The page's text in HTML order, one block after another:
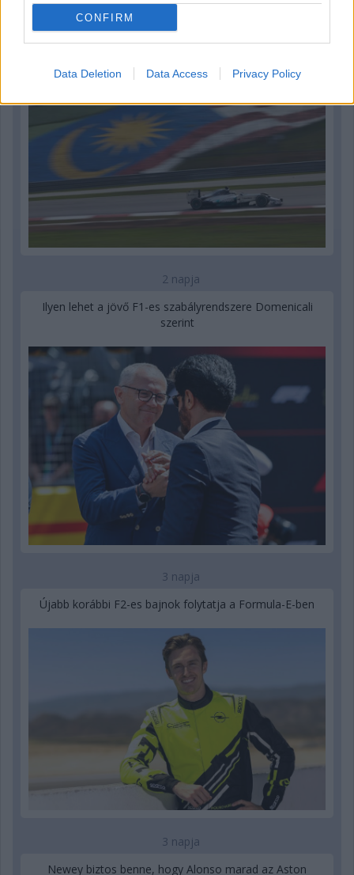
CONFIRM
Data Deletion Data Access Privacy Policy
Megvan, mikor kezdődik az F1-es Bahreini Nagydíj
2 napja
Ilyen lehet a jövő F1-es szabályrendszere Domenicali
szerint
3 napja
Újabb korábbi F2-es bajnok folytatja a Formula-E-ben
3 napja
Newey biztos benne, hogy Alonso marad az Aston